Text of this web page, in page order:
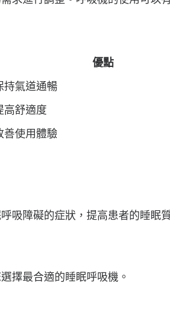
優點
持氣道通暢
高舒適度
善使用體驗
吸障礙的症狀，提高患者的睡眠
擇最合適的睡眠呼吸機。